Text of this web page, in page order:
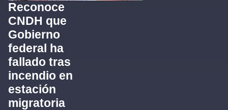
Reconoce
CNDH que
Gobierno
federal ha
fallado tras
incendio en
estación
migratoria